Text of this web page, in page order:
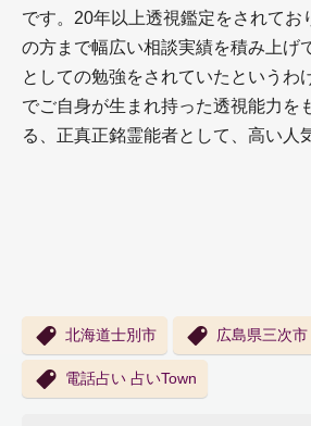
です。20年以上透視鑑定をされてお
の方まで幅広い相談実績を積み上げ
としての勉強をされていたというわ
でご自身が生まれ持った透視能力を
る、正真正銘霊能者として、高い人
北海道士別市 広島県三次市
電話占い 占いTown